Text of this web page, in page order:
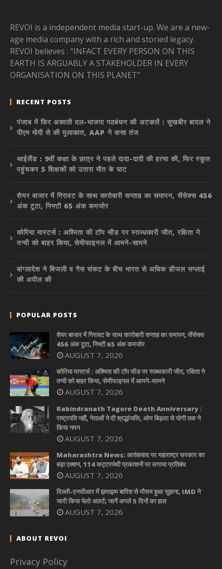
REVOI is a independent media start-up. We are a new-
age media company with a rich and storied legacy.
REVOI believes : “INFACT EVERY PERSON ON THIS
EARTH IS ARGUABLY A STAKEHOLDER IN EVERY
ORGANISATION ON THIS PLANET”
RECENT POSTS
पंजाब में फिर अकाली दल-भाजपा गठबंधन की अटकलें : सुखबीर बादल ने
पीएम मोदी से की मुलाकात, AAP ने कसा तंज
थाईलैंड : 9वीं कक्षा के छात्र ने पहले दादा-दादी की हत्या की, फिर स्कूल
पहुंचकर 5 शिक्षकों को उतारा मौत के घाट
शेयर बाजार में गिरावट के साथ कारोबारी सप्ताह का समापन, सेंसेक्स 456
अंक टूटा, निफ्टी 65 अंक कमजोर
कोरिया मास्टर्स : अश्मिता की टॉप सीड पर स्तब्धकारी जीत, रक्षिता ने
तन्वी को बाहर किया, सेमीफाइनल में आमने-सामने
बांग्लादेश ने बिजली व गैस संकट के बीच भारत से अधिक डीजल सप्लाई
की अपील की
POPULAR POSTS
शेयर बाजार में गिरावट के साथ कारोबारी सप्ताह का समापन, सेंसेक्स
456 अंक टूटा, निफ्टी 65 अंक कमजोर
AUGUST 7, 2026
कोरिया मास्टर्स : अश्मिता की टॉप सीड पर स्तब्धकारी जीत, रक्षिता ने
तन्वी को बाहर किया, सेमीफाइनल में आमने-सामने
AUGUST 7, 2026
Rabindranath Tagore Death Anniversary :
राष्ट्रपति नहीं, नेताओं ने दी श्रद्धांजलि, ओम बिड़ला से योगी तक ने
किया नमन
AUGUST 7, 2026
Maharashtra News: आतंकवाद पर महाराष्ट्र सरकार का
बड़ा एक्शन, 114 कट्टरपंथी प्रकाशनों पर लगाया प्रतिबंध
AUGUST 7, 2026
दिल्ली-एनसीआर में झमाझम बारिश से मौसम हुआ सुहाना, IMD ने
जारी किया येलो अलर्ट; जानें अगले 5 दिनों का हाल
AUGUST 7, 2026
ABOUT REVOI
Privacy Policy